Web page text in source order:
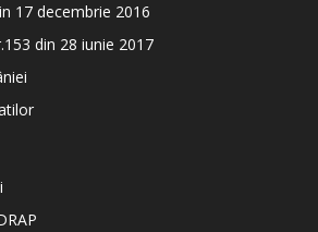
17 decembrie 2016
din 28 iunie 2017